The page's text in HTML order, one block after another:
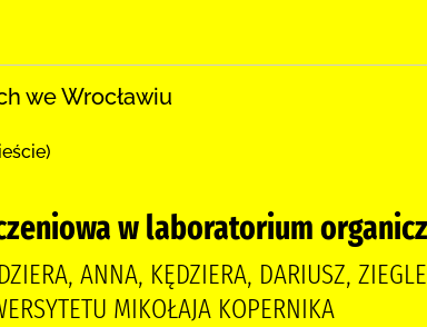
we Wrocławiu
w laboratorium
ANNA, KĘDZIERA, DARIUSZ,
MIKOŁAJA KOPERNIKA